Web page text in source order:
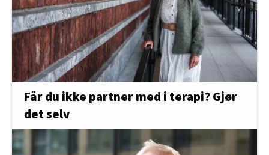
Får du ikke partner med i terapi? Gjør
det selv